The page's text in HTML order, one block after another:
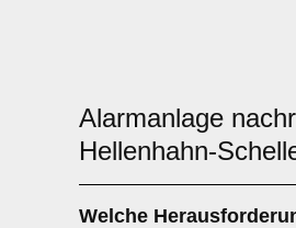
Alarmanlage
Hellenhahn-
Welche